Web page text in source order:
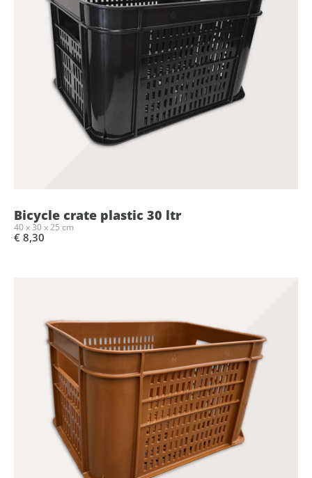
Bicycle crate plastic 30 ltr
40 x 30 x 25 cm
€ 8,30